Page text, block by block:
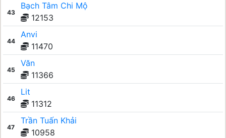
43
Bạch Tâm Chi Mộ
12153
44
Anvi
11470
45
Văn
11366
46
Lit
11312
47
Trần Tuấn Khải
10958